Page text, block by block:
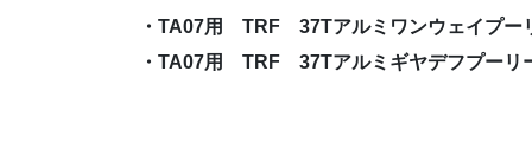
・TA07用 TRF 37Tアルミワンウェイプー
・TA07用 TRF 37Tアルミギヤデフプーリ